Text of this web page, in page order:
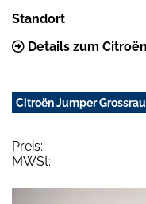
Standort
Details zum
Citroën Jumper
Preis:
MWSt: